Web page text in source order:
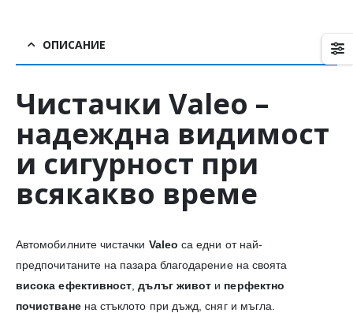
ОПИСАНИЕ
Чистачки Valeo –
надеждна видимост
и сигурност при
всякакво време
Автомобилните чистачки Valeo са едни от най-
предпочитаните на пазара благодарение на своята
висока ефективност ,дълъг живот и перфектно
почистванена стъклото при дъжд, сняг и мъгла.